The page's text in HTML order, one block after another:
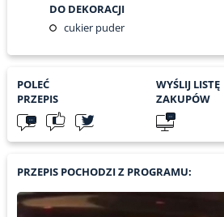
DO DEKORACJI
cukier puder
POLEĆ
PRZEPIS
WYŚLIJ LISTĘ
ZAKUPÓW
PRZEPIS POCHODZI Z PROGRAMU: